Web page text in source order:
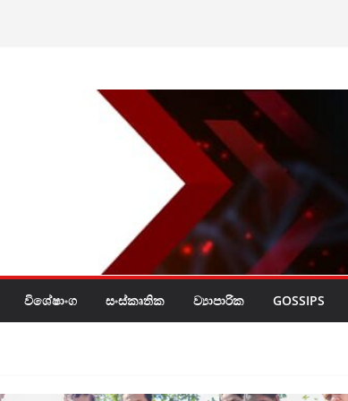
හා ඝාත­න­ව­ලට
විශේෂාංග සංස්කෘතික ව්‍යාපාරික GOSSIPS